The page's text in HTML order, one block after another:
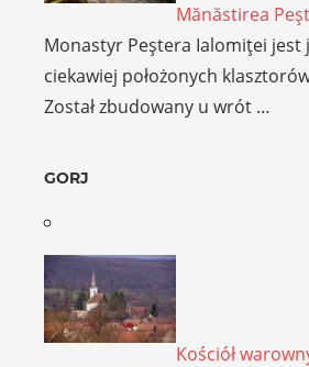
Mănăstirea
Monastyr Peştera Ialomiţei jest
ciekawiej położonych
Został zbudowany u wrót …
GORJ
Kościół